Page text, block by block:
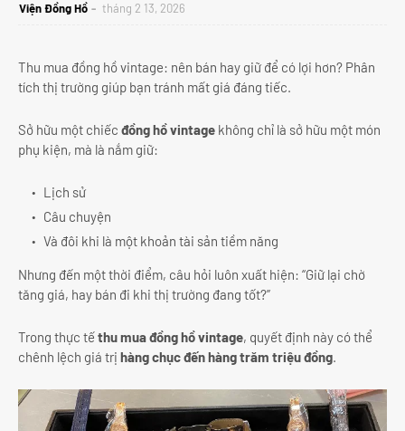
Viện Đồng Hồ tháng 2 13, 2026
Thu mua đồng hồ vintage: nên bán hay giữ để có lợi hơn? Phân
tích thị trường giúp bạn tránh mất giá đáng tiếc.
Sở hữu một chiếc đồng hồ vintage không chỉ là sở hữu một món
phụ kiện, mà là nắm giữ:
Lịch sử
Câu chuyện
Và đôi khi là một khoản tài sản tiềm năng
Nhưng đến một thời điểm, câu hỏi luôn xuất hiện: “Giữ lại chờ
tăng giá, hay bán đi khi thị trường đang tốt?”
Trong thực tếthu mua đồng hồ vintage, quyết định này có thể
chênh lệch giá trị hàng chục đến hàng trăm triệu đồng.